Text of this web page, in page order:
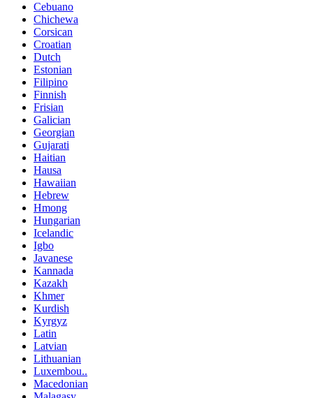
Cebuano
Chichewa
Corsican
Croatian
Dutch
Estonian
Filipino
Finnish
Frisian
Galician
Georgian
Gujarati
Haitian
Hausa
Hawaiian
Hebrew
Hmong
Hungarian
Icelandic
Igbo
Javanese
Kannada
Kazakh
Khmer
Kurdish
Kyrgyz
Latin
Latvian
Lithuanian
Luxembou..
Macedonian